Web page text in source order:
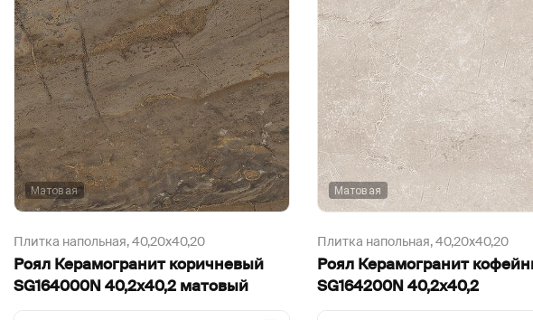
Матовая
Плитка напольная,40,20х40,20
Роял Керамогранит коричневый
SG164000N 40,2х40,2 матовый
Матовая
Плитка напольная,40,20х40,20
Роял Керамогранит
SG164200N 40,2х40,2